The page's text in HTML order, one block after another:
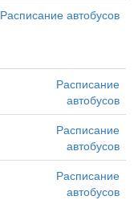
Расписание автобусов
Расписание
автобусов
Расписание
автобусов
Расписание
автобусов